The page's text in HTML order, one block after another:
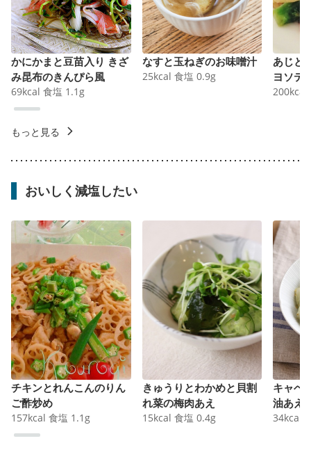
かにかまと豆苗入り きざ
み昆布のきんぴら風
69kcal 食塩 1.1 g
なすと玉ねぎのお味噌汁
25kcal 食塩 0.9g
あじと
ヨソテ
200kcal
もっと見る
おいしく減塩したい
チキンとれんこんのりん
ご酢炒め
157kcal 食塩 1.1 g
きゅうりとわかめと貝割
れ菜の梅肉あえ
15kcal 食塩 0.4g
キャベ
油あえ
34kcal